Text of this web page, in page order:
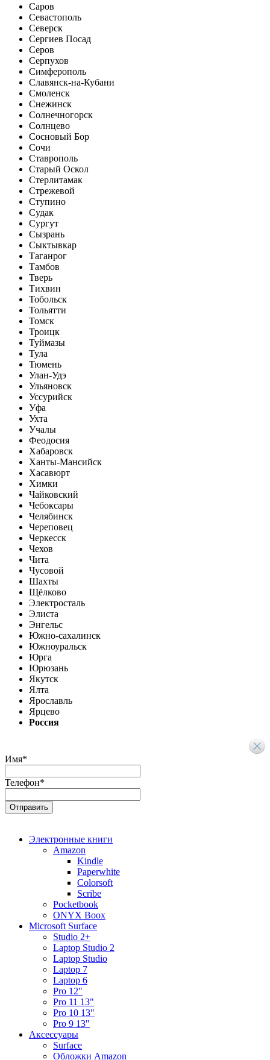
Саров
Севастополь
Северск
Сергиев Посад
Серов
Серпухов
Симферополь
Славянск-на-Кубани
Смоленск
Снежинск
Солнечногорск
Солнцево
Сосновый Бор
Сочи
Ставрополь
Старый Оскол
Стерлитамак
Стрежевой
Ступино
Судак
Сургут
Сызрань
Сыктывкар
Таганрог
Тамбов
Тверь
Тихвин
Тобольск
Тольятти
Томск
Троицк
Туймазы
Тула
Тюмень
Улан-Удэ
Ульяновск
Уссурийск
Уфа
Ухта
Учалы
Феодосия
Хабаровск
Ханты-Мансийск
Хасавюрт
Химки
Чайковский
Чебоксары
Челябинск
Череповец
Черкесск
Чехов
Чита
Чусовой
Шахты
Щёлково
Электросталь
Элиста
Энгельс
Южно-сахалинск
Южноуральск
Юрга
Юрюзань
Якутск
Ялта
Ярославль
Ярцево
Россия
Имя*
Телефон*
Электронные книги
Amazon
Kindle
Paperwhite
Colorsoft
Scribe
Pocketbook
ONYX Boox
Microsoft Surface
Studio 2+
Laptop Studio 2
Laptop Studio
Laptop 7
Laptop 6
Pro 12"
Pro 11 13"
Pro 10 13"
Pro 9 13"
Аксессуары
Surface
Обложки Amazon